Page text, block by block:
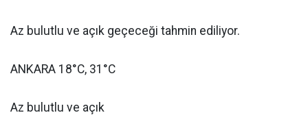
Az bulutlu ve açık geçeceği tahmin ediliyor.
ANKARA 18°C, 31°C
Az bulutlu ve açık